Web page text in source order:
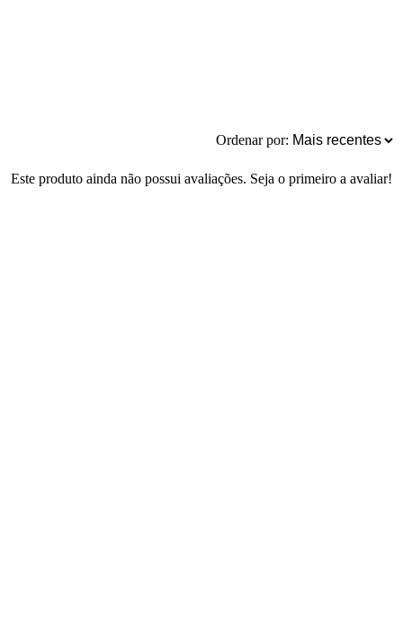
Ordenar por:
Este produto ainda não possui avaliações. Seja o primeiro a avaliar!